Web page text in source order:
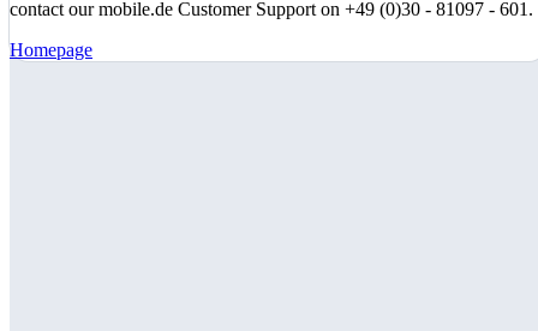
contact our mobile.de Customer Support on +49 (0)30 - 81097 - 601.
Homepage